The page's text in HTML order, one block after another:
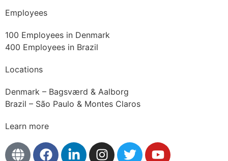
Employees
100 Employees in Denmark
400 Employees in Brazil
Locations
Denmark – Bagsværd & Aalborg
Brazil – São Paulo & Montes Claros
Learn more